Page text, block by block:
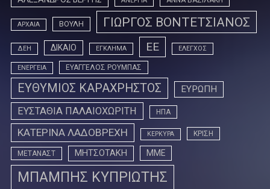
ΑΡΧΑΙΑ ΒΟΥΛΗ ΓΙΩΡΓΟΣ ΒΟΝΤΕΤΣΙΑΝΟΣ
ΔΕΗ ΔΙΚΑΙΟ ΕΓΚΛΗΜΑ ΕΕ ΕΛΕΓΧΟΣ
ΕΝΕΡΓΕΙΑ ΕΥΑΓΓΕΛΟΣ ΡΟΥΜΠΑΣ
ΕΥΘΥΜΙΟΣ ΚΑΡΑΧΡΗΣΤΟΣ ΕΥΡΩΠΗ
ΕΥΣΤΑΘΙΑ ΠΑΛΑΙΟΧΩΡΙΤΗ ΗΠΑ
ΚΑΤΕΡΙΝΑ ΛΑΔΟΒΡΕΧΗ ΚΕΡΚΥΡΑ ΚΡΙΣΗ
ΜΕΤΑΝΑΣΤ ΜΗΤΣΟΤΑΚΗ ΜΜΕ
ΜΠΑΜΠΗΣ ΚΥΠΡΙΩΤΗΣ